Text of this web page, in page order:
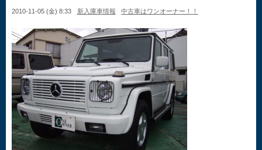
2010-11-05 (金) 8:33 新入庫車情報 中古車はワンオーナー！！